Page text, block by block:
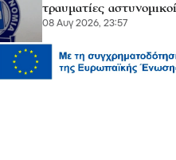
τραυματίες αστυνομικοί
08 Αυγ 2026, 23:57
ΨυχαγωγίαΖώα